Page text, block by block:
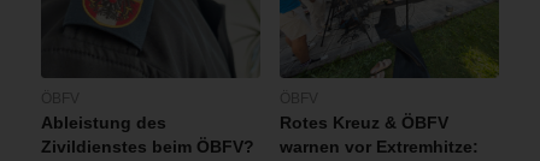
Ableistung des
Zivildienstes beim ÖBFV?
Rotes Kreuz & ÖBFV
warnen vor Extremhitze: